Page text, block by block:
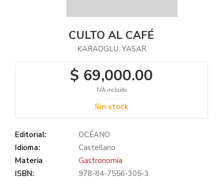
CULTO AL CAFÉ
KARAOGLU, YASAR
$ 69,000.00
IVA incluido
Sin stock
Editorial:
OCÉANO
Idioma:
Castellano
Materia
Gastronomía
ISBN:
978-84-7556-305-3